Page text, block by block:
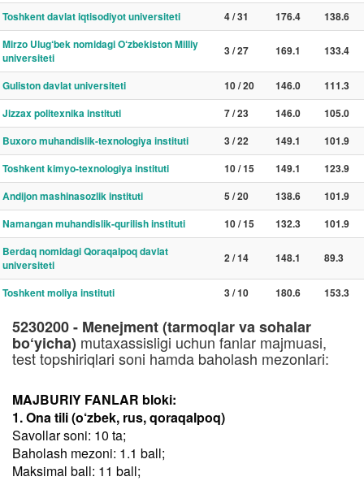
Toshkent davlat iqtisodiyot universiteti
4 / 31 176.4
138.6
Mirzo Ulug‘bek nomidagi O‘zbekiston Milliy
universiteti
3 / 27 169.1 133.4
Guliston davlat universiteti 10 / 20 146.0
111.3
Jizzax politexnika instituti
7 / 23 146.0
105.0
Buxoro muhandislik-texnologiya instituti
3 / 22 149.1
101.9
Toshkent kimyo-texnologiya instituti
10 / 15 149.1
123.9
Andijon mashinasozlik instituti
5 / 20 138.6
101.9
Namangan muhandislik-qurilish instituti
10 / 15 132.3
101.9
Berdaq nomidagi Qoraqalpoq davlat
universiteti
2 / 14 148.1 89.3
Toshkent moliya instituti 3 / 10 180.6 153.3
5230200 - Menejment (tarmoqlar va sohalar
bo‘yicha) mutaxassisligi uchun fanlar majmuasi,
test topshiriqlari soni hamda baholash mezonlari:
MAJBURIY FANLAR bloki:
1. Ona tili (o‘zbek, rus, qoraqalpoq)
Savollar soni: 10 ta;
Baholash mezoni: 1.1 ball;
Maksimal ball: 11 ball;